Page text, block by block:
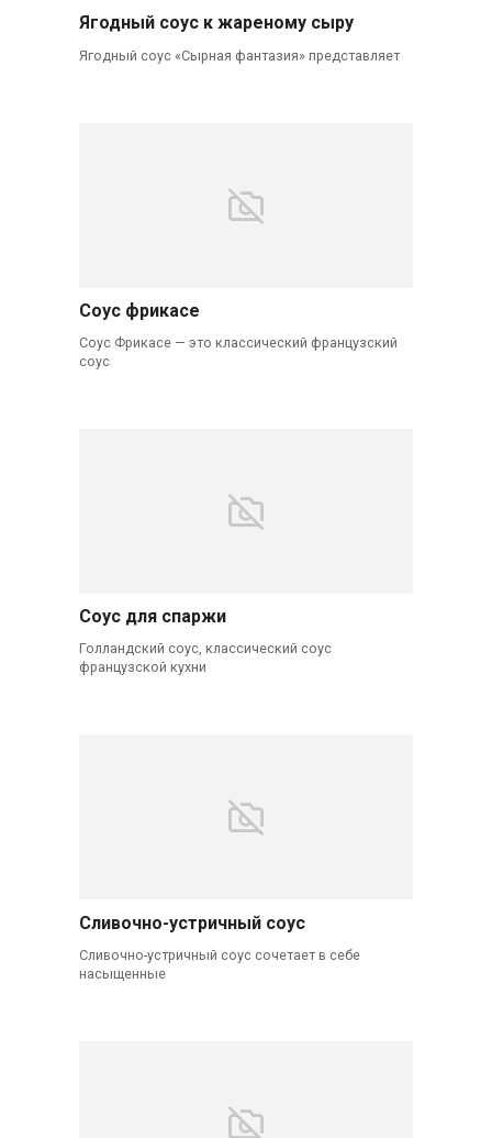
Ягодный соус к жареному сыру
Ягодный соус «Сырная фантазия» представляет
Соус фрикасе
Соус Фрикасе — это классический французский
соус
Соус для спаржи
Голландский соус, классический соус
французской кухни
Сливочно-устричный соус
Сливочно-устричный соус сочетает в себе
насыщенные